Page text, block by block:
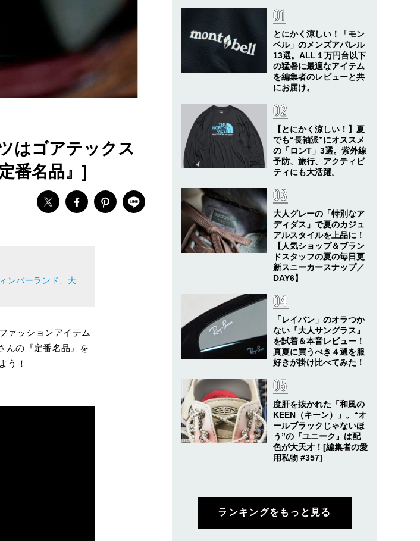
はゴアテックス
番名品』]
ンバーランド、大
ァッションアイテム
んの『定番名品』を
う！
とにかく涼しい！「モン
ベル」のメンズアパレル
13選。ALL１万円台以下
の猛暑に最適なアイテム
を編集者のレビューと共
にお届け。
【とにかく涼しい！】夏
でも“長袖派”にオススメ
の「ロンT」3選。紫外線
予防、旅行、アクティビ
ティにも大活躍。
大人グレーの「特別なア
ディダス」で夏のカジュ
アルスタイルを上品に！
【人気ショップ＆ブラン
ドスタッフの夏の毎日更
新スニーカースナップ／
DAY6】
「レイバン」のオラつか
ない『大人サングラス』
を試着＆本音レビュー！
真夏に買うべき４選を服
好きが掛け比べてみた！
度肝を抜かれた「和風の
KEEN（キーン）」。“オ
ールブラックじゃないほ
う”の『ユニーク』は配
色が大天才！[編集者の愛
用私物 #357]
ランキングをもっと見る